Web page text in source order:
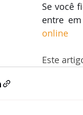
Se você
entre
online
Este